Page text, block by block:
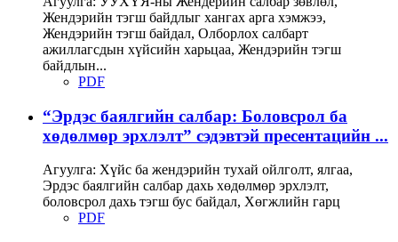
Жендэрийн тэгш байдлыг хангах арга хэмжээ,
Жендэрийн тэгш байдал, Олборлох салбарт
ажиллагсдын хүйсийн харьцаа, Жендэрийн тэгш
байдлын...
PDF
“Эрдэс баялгийн салбар: Боловсрол ба
хөдөлмөр эрхлэлт” сэдэвтэй пресентацийн ...
Агуулга: Хүйс ба жендэрийн тухай ойлголт, ялгаа,
Эрдэс баялгийн салбар дахь хөдөлмөр эрхлэлт,
боловсрол дахь тэгш бус байдал, Хөгжлийн гарц
PDF